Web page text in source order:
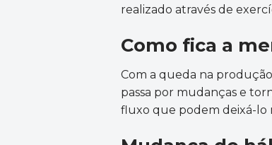
realizado através de
Como fica a
Com a queda na
passa por mudanças e
fluxo que podem deixá-lo